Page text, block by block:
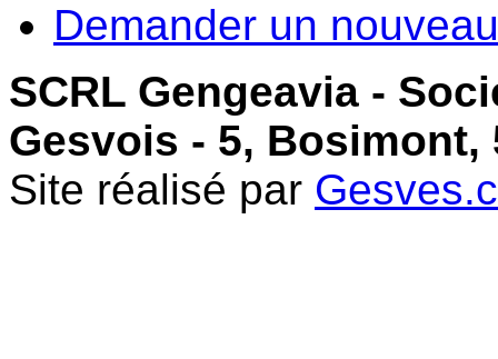
Demander un
SCRL Gengeavia -
Gesvois - 5, Bosimont,
Site réalisé par